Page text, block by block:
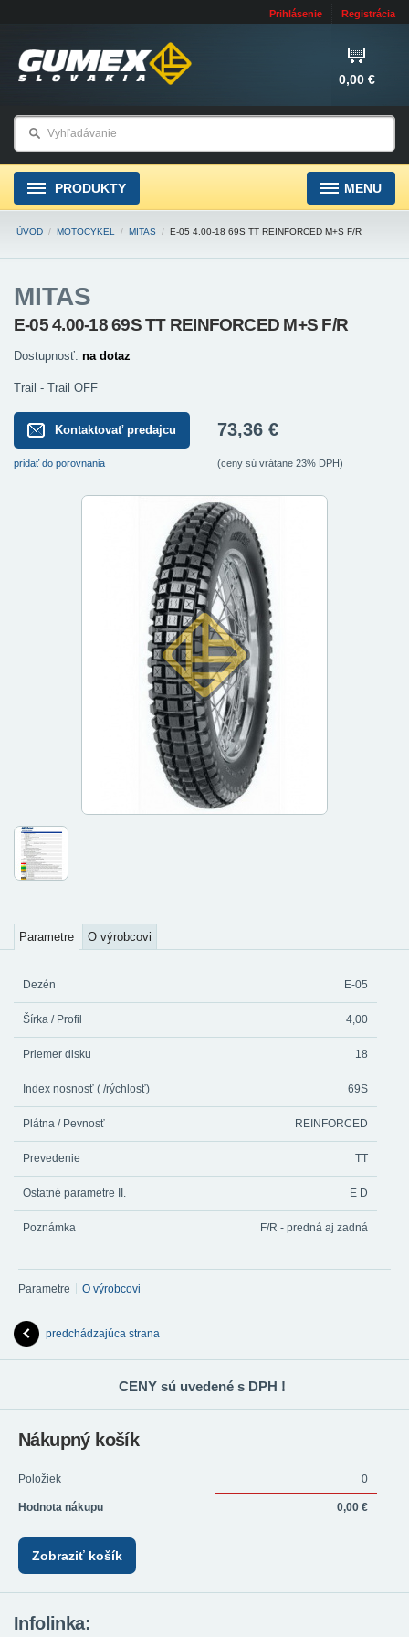
Prihlásenie Registrácia
0,00 €
PRODUKTY MENU
ÚVOD / MOTOCYKEL / MITAS / E-05 4.00-18 69S TT REINFORCED M+S F/R
MITAS
E-05 4.00-18 69S TT REINFORCED M+S F/R
Dostupnosť: na dotaz
Trail - Trail OFF
Kontaktovať predajcu
pridať do porovnania
73,36 €
(ceny sú vrátane 23% DPH)
Parametre O výrobcovi
Dezén E-05
Šírka / Profil 4,00
Priemer disku 18
Index nosnosť ( /rýchlosť) 69S
Plátna / Pevnosť REINFORCED
Prevedenie TT
Ostatné parametre II. E D
Poznámka F/R - predná aj zadná
Parametre O výrobcovi
predchádzajúca strana
CENY sú uvedené s DPH !
Nákupný košík
Položiek 0
Hodnota nákupu 0,00 €
Zobraziť košík
Infolinka: